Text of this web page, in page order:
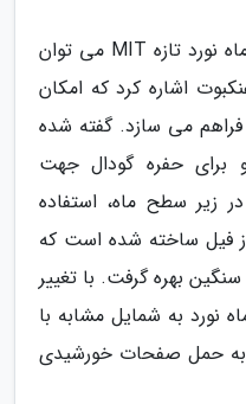
از جمله بازو های پیشرفته برای ماه نورد تازه MIT می توان
اشاره کرد که امکان
می سازد. گفته شده
برای حفره گودال جهت
زیر سطح ماه، استفاده
از فیل ساخته شده است که
بهره گرفت. با تغییر
نورد به شمایل مشابه با
به حمل صفحات خورشیدی